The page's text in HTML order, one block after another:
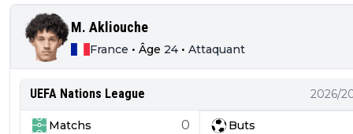
M. Akliouche
France • Âge 24 • Attaquant
UEFA Nations League 2026/
Matchs 0 Buts